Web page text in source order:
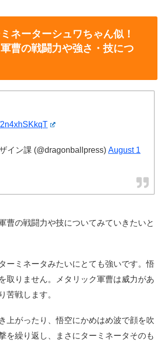
ネーターシュワちゃん似！
曹の戦闘力や強さ・技につ
イン課 (@dragonballpress) August 1
曹の戦闘力や技についてみていきたいと
ーミネータみたいにとても強いです。悟
取りません。メタリック軍曹は威力があ
苦戦します。
上がったり、悟空にかめはめ波で顔を吹
を繰り返し、まさにターミネータそのも